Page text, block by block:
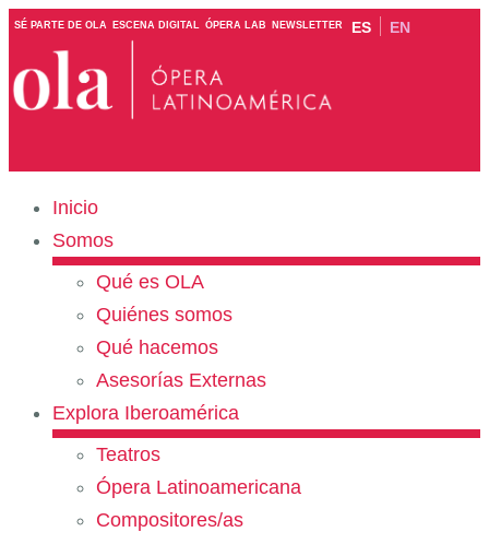
SÉ PARTE DE OLA ESCENA DIGITAL ÓPERA LAB NEWSLETTER ES EN
Inicio
Somos
Qué es OLA
Quiénes somos
Qué hacemos
Asesorías Externas
Explora Iberoamérica
Teatros
Ópera Latinoamericana
Compositores/as